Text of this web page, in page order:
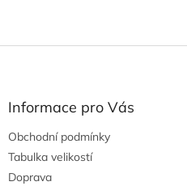
Informace pro Vás
Obchodní podmínky
Tabulka velikostí
Doprava